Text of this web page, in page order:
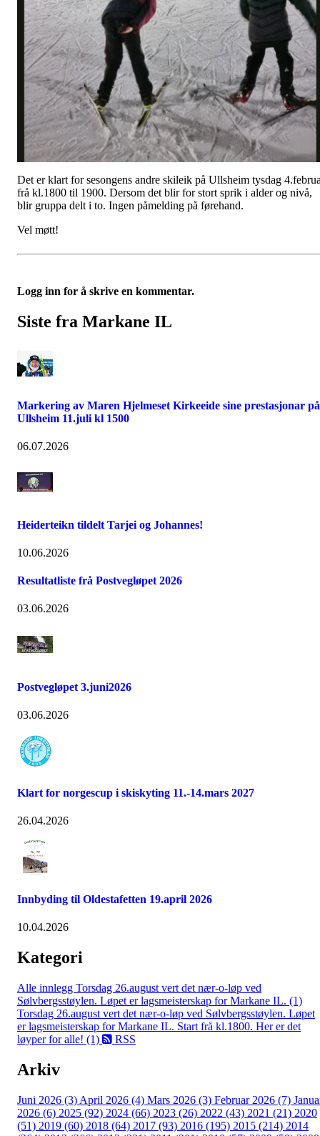
Det er klart for sesongens andre skileik på Ullsheim tysdag
frå kl.1800 til 1900. Dersom det blir for stort sprik i alder og nivå,
blir gruppa delt i to. Ingen påmelding på førehand.
Vel møtt!
Logg inn for å skrive en kommentar.
Siste fra Markane IL
Markering av Maren Hjelmeset Kirkeeide sine prestasjonar på
Ullsheim 11.juli kl 1500
06.07.2026
Heiderteikn tildelt Tarjei og Johannes!
10.06.2026
Resultatliste frå Postvegløpet 2026
03.06.2026
Postvegløpet 3.juni2026
03.06.2026
Klart for norgescup i skiskyting 11.-14.mars 2027
26.04.2026
Innbyding til Oldestafetten 19.april 2026
10.04.2026
Kategori
Alle innlegg Torsdag 26.august vert det nær-o-løp ved
Sølvbergsstøylen. Løpet er lagsmeisterskap for Markane IL. (1)
Torsdag 26.august vert det nær-o-løp ved Sølvbergsstøylen. Løpet
er lagsmeisterskap for Markane IL. Start frå kl.1800. Her er det
løyper for alle! (1)
RSS
Arkiv
Juni 2026 (3) April 2026 (4) Mars 2026 (3) Februar 2026 (7)
2026 (6) 2025 (92) 2024 (66) 2023 (26) 2022 (43) 2021 (21) 2020
(51) 2019 (60) 2018 (64) 2017 (93) 2016 (195) 2015 (214) 2014